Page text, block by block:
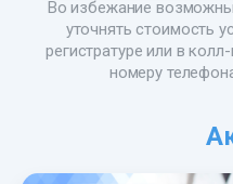
Во избежание
уточнять стоимость
регистратуре или в
номеру